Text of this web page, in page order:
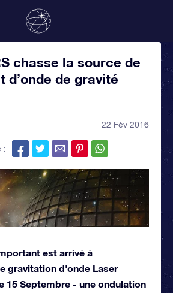
chasse la source de
d’onde de gravité
22 Fév 2016
:
est arrivé à
gravitation d'onde Laser
15 Septembre - une ondulation